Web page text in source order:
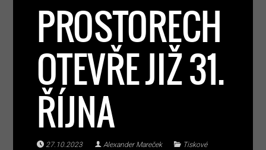
PROSTORECH
OTEVŘE JIŽ 31.
ŘÍJNA
27.10.2023 Alexander Mareček
Tiskové